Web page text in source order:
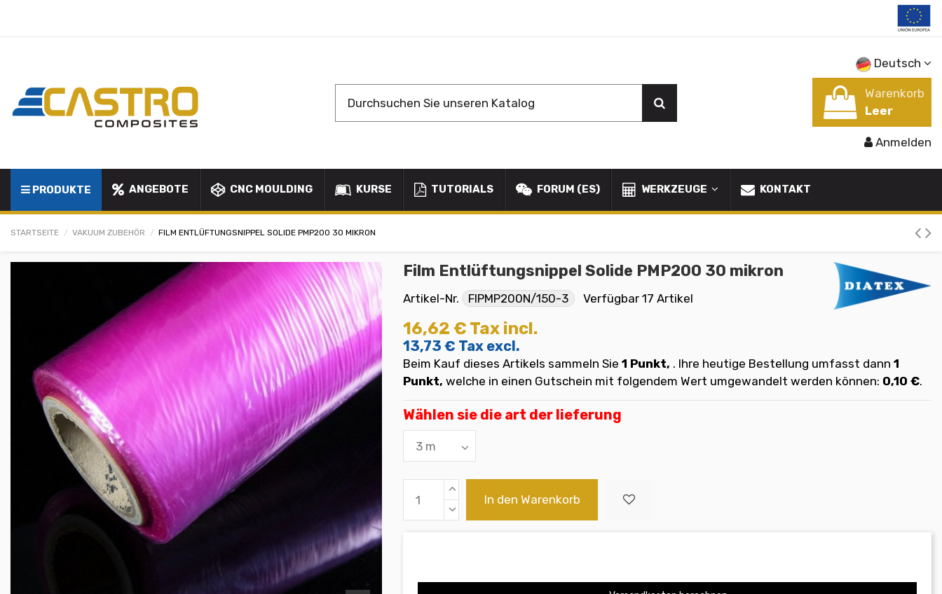
Deutsch
Warenkorb
Leer
Anmelden
PRODUKTE ANGEBOTE CNC MOULDING KURSE TUTORIALS FORUM (ES) WERKZEUGE KONTAKT
STARTSEITE VAKUUM ZUBEHÖR FILM ENTLÜFTUNGSNIPPEL SOLIDE PMP200 30 MIKRON
Film Entlüftungsnippel Solide PMP200 30 mikron
Artikel-Nr. FIPMP200N/150-3 Verfügbar 17 Artikel
16,62 € Tax incl.
13,73 € Tax excl.
Beim Kauf dieses Artikels sammeln Sie 1 Punkt, . Ihre heutige Bestellung umfasst dann 1
Punkt, welche in einen Gutschein mit folgendem Wert umgewandelt werden können: 0,10 €.
Wählen sie die art der lieferung
In den Warenkorb